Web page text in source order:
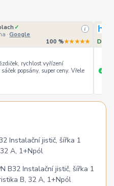
✓
· Google
i
100 %★★★★★
rychlost vyřízení
popsány, super ceny. Vřele
+
Instalační jistič, šířka 1
A, 1+Npól